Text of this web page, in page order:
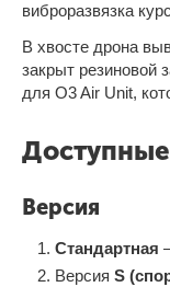
виброразвязка
В хвосте дрона
закрыт резиновой
для O3 Air Unit,
Версия
Стандартная
Версия S